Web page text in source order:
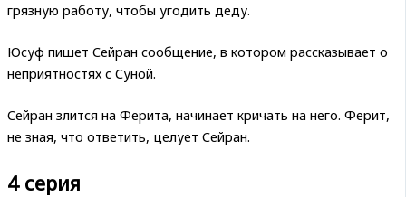
грязную работу, чтобы угодить деду.
Юсуф пишет Сейран сообщение, в котором рассказывает о
неприятностях с Суной.
Сейран злится на Ферита, начинает кричать на него. Ферит,
не зная, что ответить, целует Сейран.
4 серия